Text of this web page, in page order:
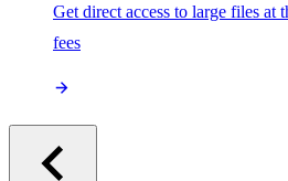
Get direct access to large files at
fees